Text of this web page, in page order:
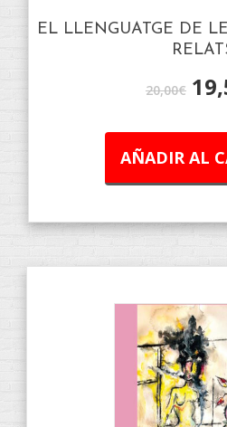
EL LLENGUATGE DE
20,00€
AÑADIR AL